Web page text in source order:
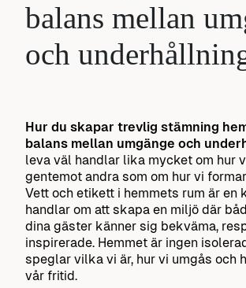
balans mellan
och
Hur du skapar trevlig stämning
balans mellan umgänge och
leva väl handlar lika mycket om hur
gentemot andra som om hur vi
Vett och etikett i hemmets rum är en
handlar om att skapa en miljö där
dina gäster känner sig bekväma,
inspirerade. Hemmet är ingen
speglar vilka vi är, hur vi umgås och
vår fritid.